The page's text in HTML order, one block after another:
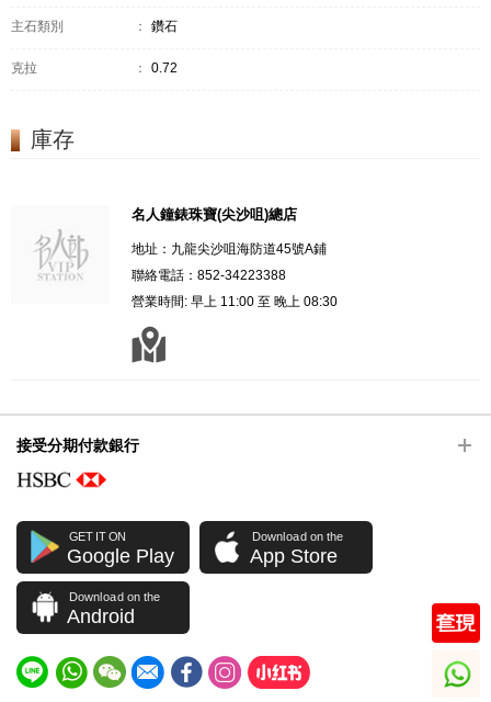
主石類別 ： 鑽石
克拉 ： 0.72
庫存
名人鐘錶珠寶(尖沙咀)總店
地址：九龍尖沙咀海防道45號A鋪
聯絡電話：852-34223388
營業時間: 早上 11:00 至 晚上 08:30
接受分期付款銀行
GET IT ON
Google Play
Download on the
App Store
Download on the
Android